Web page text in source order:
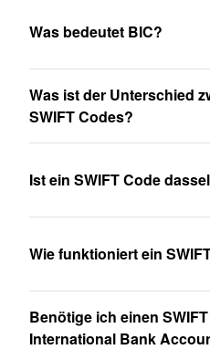
Was bedeutet BIC?
Was ist der Unterschied
SWIFT Codes?
Ist ein SWIFT Code
Wie funktioniert ein
Benötige ich einen
International Bank